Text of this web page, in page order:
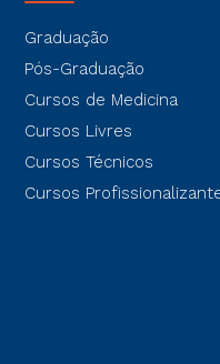
Graduação
Pós-Graduação
Cursos de Medicina
Cursos Livres
Cursos Técnicos
Cursos